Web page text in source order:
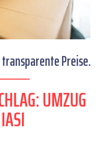
Preise.
UMZUG